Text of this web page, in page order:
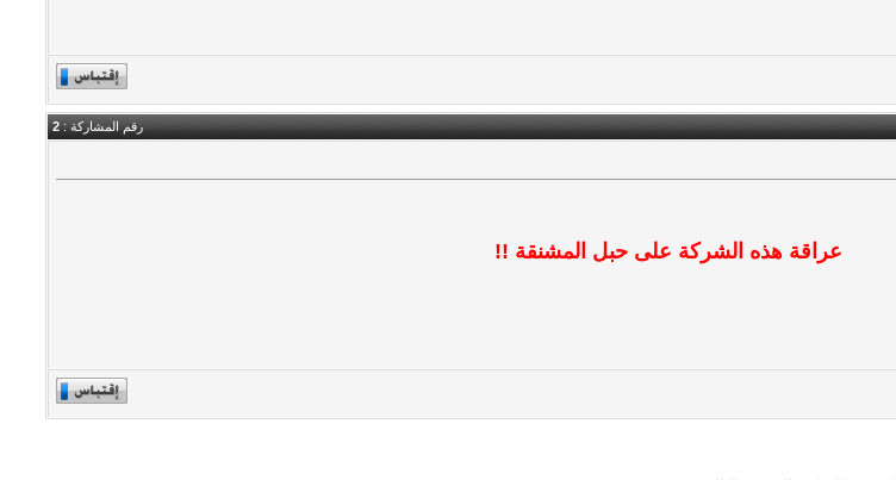
رقم المشاركة :2
عراقة هذه الشركة على حبل المشنقة !!